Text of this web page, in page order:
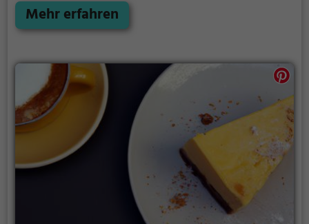
Gerichte, lässt keine Wünsche offen. Hier kann man
den Tag mit einem reichhaltigen Frühstück beginnen
Kreationen verwöhnen lassen. Tauche ein in die
gemütliche Atmosphäre und genieße die
gastronomischen Köstlichkeiten im La Marmotte.
Mehr erfahren